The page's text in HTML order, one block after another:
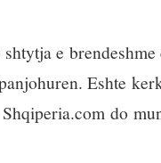
e
Eshte
do